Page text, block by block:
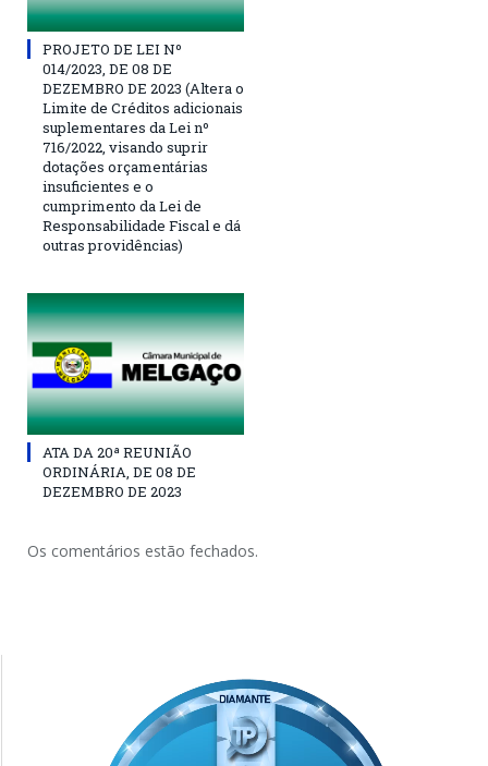
PROJETO DE LEI Nº
014/2023, DE 08 DE
DEZEMBRO DE 2023 (Altera o
Limite de Créditos adicionais
suplementares da Lei nº
716/2022, visando suprir
dotações orçamentárias
insuficientes e o
cumprimento da Lei de
Responsabilidade Fiscal e dá
outras providências)
ATA DA 20ª REUNIÃO
ORDINÁRIA, DE 08 DE
DEZEMBRO DE 2023
Os comentários estão fechados.